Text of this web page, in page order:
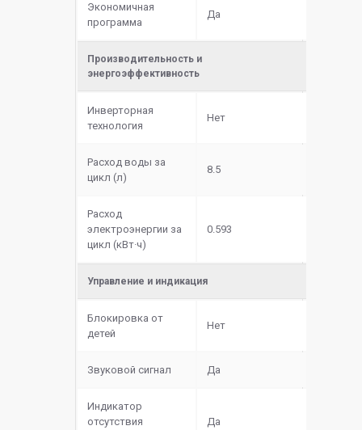
Экономичная
программа
Да
Производительность и
энергоэффективность
Инверторная
технология
Нет
Расход воды за
цикл (л)
8.5
Расход
электроэнергии за
цикл (кВт·ч)
0.593
Управление и индикация
Блокировка от
детей
Нет
Звуковой сигнал Да
Индикатор
отсутствия
Да